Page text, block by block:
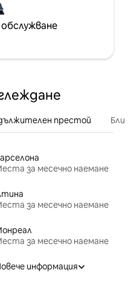
престой
за месечно наемане
за месечно наемане
за месечно наемане
информация